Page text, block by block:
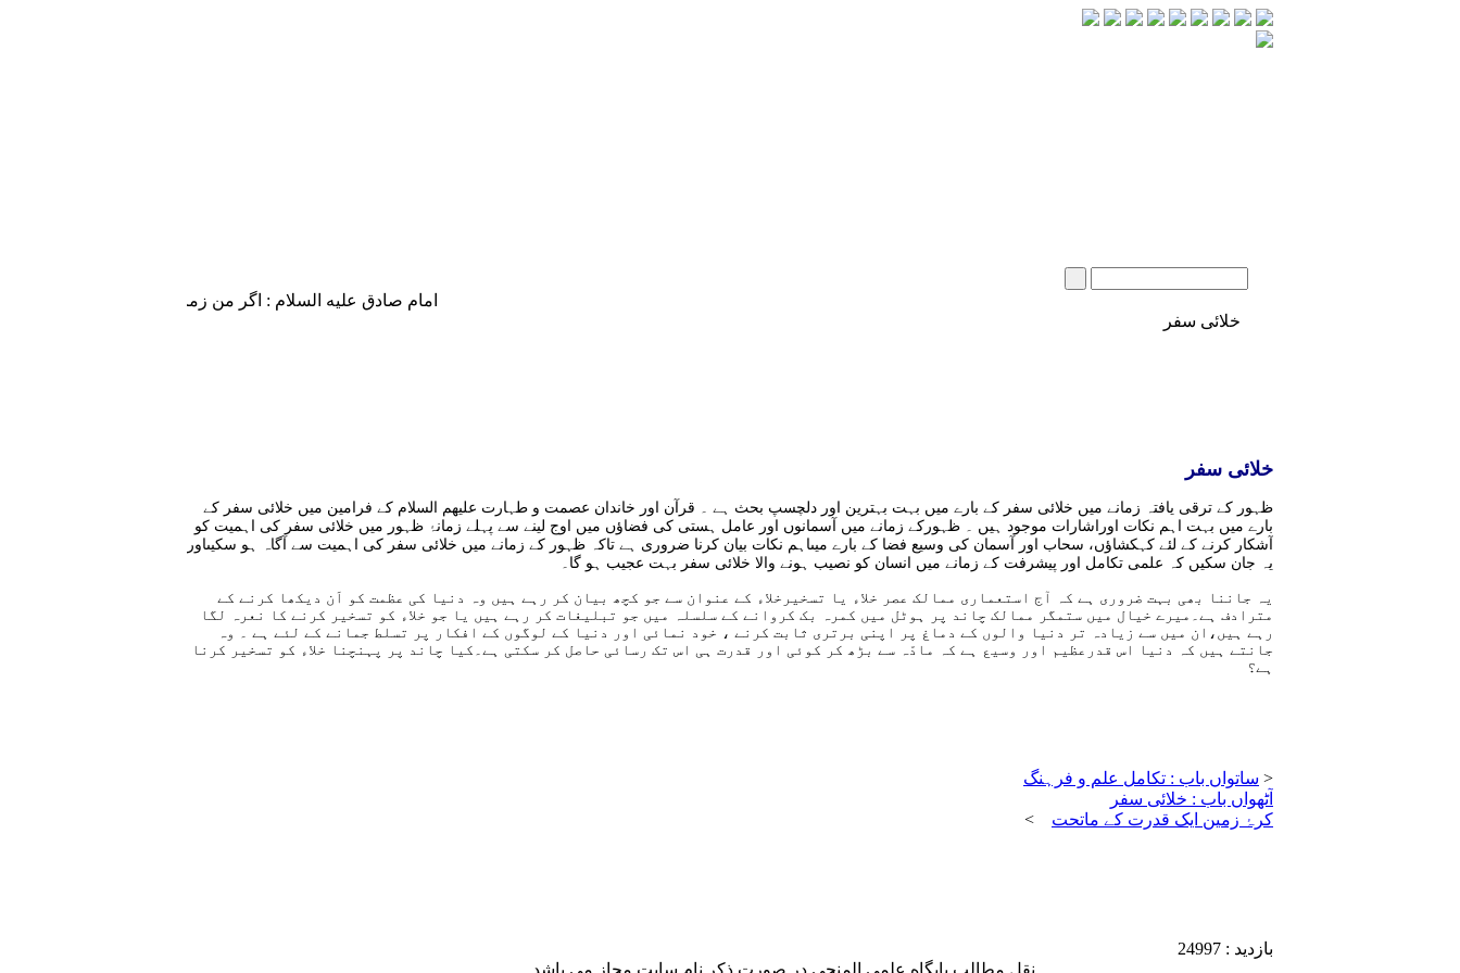
امام صادق علیه السلام : اگر من زمان او (حضرت مهدی علیه
خلائی سفر
خلائی سفر
ظہور کے ترقی یافتہ زمانے میں خلائی سفر کے بارے میں بہت بہترین اور دلچسپ بحث ہے ۔ قرآن اور خاندان عصمت و طہارت علیھم السلام کے فرامین میں خلائی سفر کے
بارے میں بہت اہم نکات اوراشارات موجود ہیں ۔ ظہورکے زمانے میں آسمانوں اور عامل ہستی کی فضاؤں میں اوج لینے سے پہلے زمانۂ ظہور میں خلائی سفر کی اہمیت کو
آشکار کرنے کے لئے کہکشاؤں، سحاب اور آسمان کی وسیع فضا کے بارے میںاہم نکات بیان کرنا ضروری ہے تاکہ ظہور کے زمانے میں خلائی سفر کی اہمیت سے آگاہ ہو سکیںاور
یہ جان سکیں کہ علمی تکامل اور پیشرفت کے زمانے میں انسان کو نصیب ہونے والا خلائی سفر بہت عجیب ہو گا۔
یہ جاننا بھی بہت ضروری ہے کہ آج استعماری ممالک عصر خلاء یا تسخیرخلاء کے عنوان سے جو کچھ بیان کر رہے ہیں وہ دنیا کی عظمت کو اَن دیکھا کرنے کے
مترادف ہے۔میرے خیال میں ستمگر ممالک چاند پر ہوٹل میں کمرہ بک کروانے کے سلسلہ میں جو تبلیغات کر رہے ہیں یا جو خلاء کو تسخیر کرنے کا نعرہ لگا
رہے ہیں،ان میں سے زیادہ تر دنیا والوں کے دماغ پر اپنی برتری ثابت کرنے ، خود نمائی اور دنیا کے لوگوں کے افکار پر تسلط جمانے کے لئے ہے ۔ وہ
جانتے ہیں کہ دنیا اس قدرعظیم اور وسیع ہے کہ مادّہ سے بڑھ کر کوئی اور قدرت ہی اس تک رسائی حاصل کر سکتی ہے۔کیا چاند پر پہنچنا خلاء کو تسخیر کرنا
ہے؟
< ساتواں باب : تکامل علم و فرہنگ
آٹھواں باب : خلائی سفر
کرۂ زمین ایک قدرت کے ماتحت >
بازدید : 24997
نقل مطالب پايگاه علمى المنجى در صورت ذکر نام سايت مجاز مى باشد.